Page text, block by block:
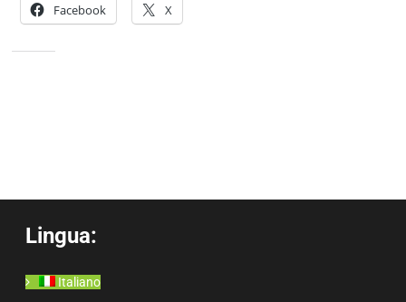
Facebook X
Lingua:
Italiano